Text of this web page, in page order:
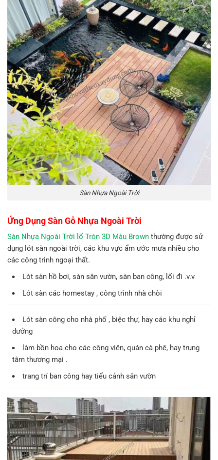
Sàn Nhựa Ngoài Trời
Ứng Dụng Sàn Gỗ Nhựa Ngoài Trời
Sàn Nhựa Ngoài Trời lổ Tròn 3D Màu Brown thường được sử
dụng lót sàn ngoài trời, các khu vực ẩm ước mưa nhiều cho
các công trình ngoại thất.
Lót sàn hồ bơi, sàn sân vườn, sàn ban công, lối đi .v.v
Lót sàn các homestay , công trình nhà chòi
Lót sàn công cho nhà phố , biệc thự, hay các khu nghỉ
dưởng
làm bồn hoa cho các công viên, quán cà phê, hay trung
tâm thương mại .
trang trí ban công hay tiểu cảnh sân vườn